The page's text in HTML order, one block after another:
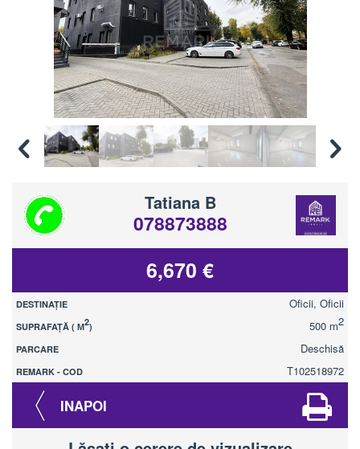
Tatiana B
078873888
6,670 €
DESTINAȚIE Oficii, Oficii
SUPRAFAȚĂ ( М2) 500 m2
PARCARE Deschisă
REMARK - COD T102518972
INAPOI